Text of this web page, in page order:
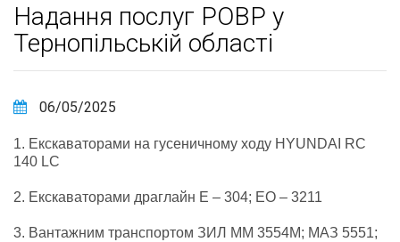
Надання послуг РОВР у
Тернопільській області
06/05/2025
1. Екскаваторами на гусеничному ходу HYUNDAI RC
140 LC
2. Екскаваторами драглайн E – 304; EO – 3211
3. Вантажним транспортом ЗИЛ ММ 3554М; МАЗ 5551;